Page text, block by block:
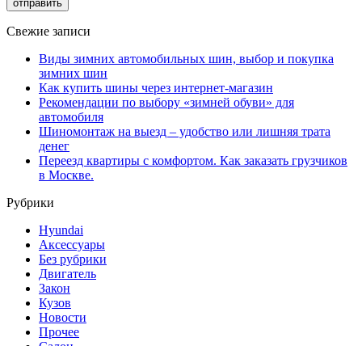
Свежие записи
Виды зимних автомобильных шин, выбор и покупка
зимних шин
Как купить шины через интернет-магазин
Рекомендации по выбору «зимней обуви» для
автомобиля
Шиномонтаж на выезд – удобство или лишняя трата
денег
Переезд квартиры с комфортом. Как заказать грузчиков
в Москве.
Рубрики
Hyundai
Аксессуары
Без рубрики
Двигатель
Закон
Кузов
Новости
Прочее